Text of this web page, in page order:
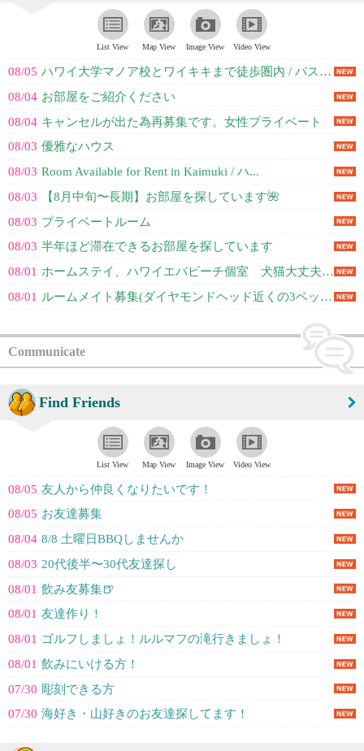
List View Map View Image View Video View
08/05 ハワイ大学マノア校とワイキキまで徒歩圏内 / バス停、ショッピング、レストラ...
08/04 お部屋をご紹介ください
08/04 キャンセルが出た為再募集です。女性プライベート
08/03 優雅なハウス
08/03 Room Available for Rent in Kaimuki / ハ...
08/03
【8月中旬〜長期】お部屋を探しています🌺
08/03 プライベートルーム
08/03 半年ほど滞在できるお部屋を探しています
08/01 ホームステイ、ハワイエバビーチ個室 犬猫大丈夫な方 アラモアナ送迎週４日あり
08/01 ルームメイト募集(ダイヤモンドヘッド近くの3ベットルーム)
Communicate
Find Friends
List View Map View Image View Video View
08/05 友人から仲良くなりたいです！
08/05 お友達募集
08/04 8/8 土曜日BBQしませんか
08/03 20代後半〜30代友達探し
08/01 飲み友募集🍺
08/01 友達作り！
08/01 ゴルフしましょ！ルルマフの滝行きましょ！
08/01 飲みにいける方！
07/30 彫刻できる方
07/30 海好き・山好きのお友達探してます！